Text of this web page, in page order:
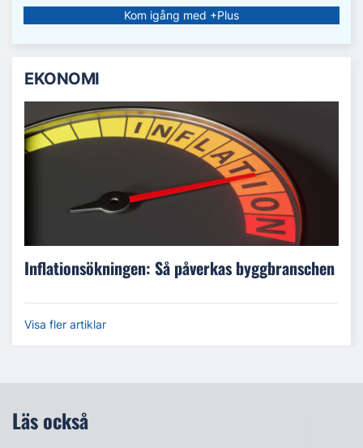
Kom igång med +Plus
EKONOMI
Inflationsökningen: Så påverkas byggbranschen
Visa fler artiklar
Läs också